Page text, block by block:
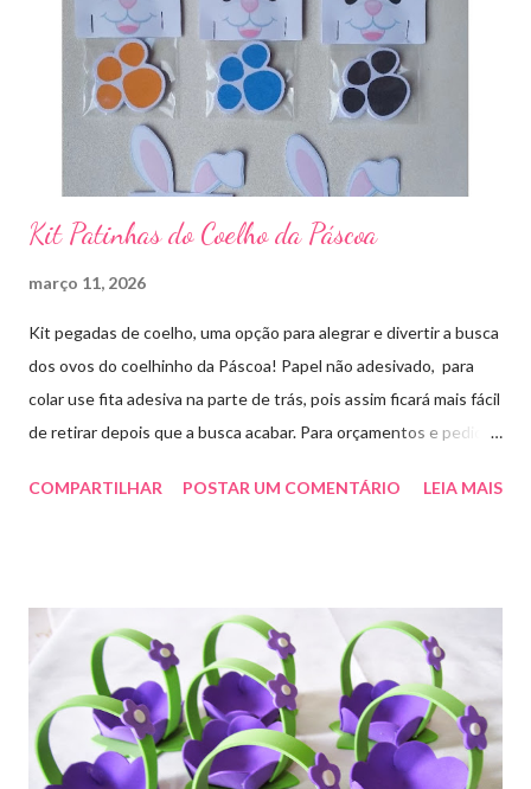
Kit Patinhas do Coelho da Páscoa
março 11, 2026
Kit pegadas de coelho, uma opção para alegrar e divertir a busca
dos ovos do coelhinho da Páscoa! Papel não adesivado, para
colar use fita adesiva na parte de trás, pois assim ficará mais fácil
de retirar depois que a busca acabar. Para orçamentos e pedidos
para baixar o arquivo que fiz para vocês! E peço que
COMPARTILHAR POSTAR UM COMENTÁRIO LEIA MAIS